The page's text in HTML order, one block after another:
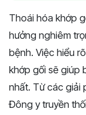
Thoái hóa khớp
hưởng nghiêm
bệnh. Việc hiểu
khớp gối sẽ giúp
nhất. Từ các giải
Đông y truyền